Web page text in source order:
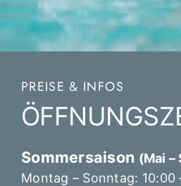
PREISE & INFOS
Sommersaison (Mai –
Montag – Sonntag: 10:00